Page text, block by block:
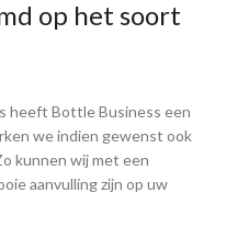
op het soort
heeft Bottle Business een
we indien gewenst ook
kunnen wij met een
aanvulling zijn op uw